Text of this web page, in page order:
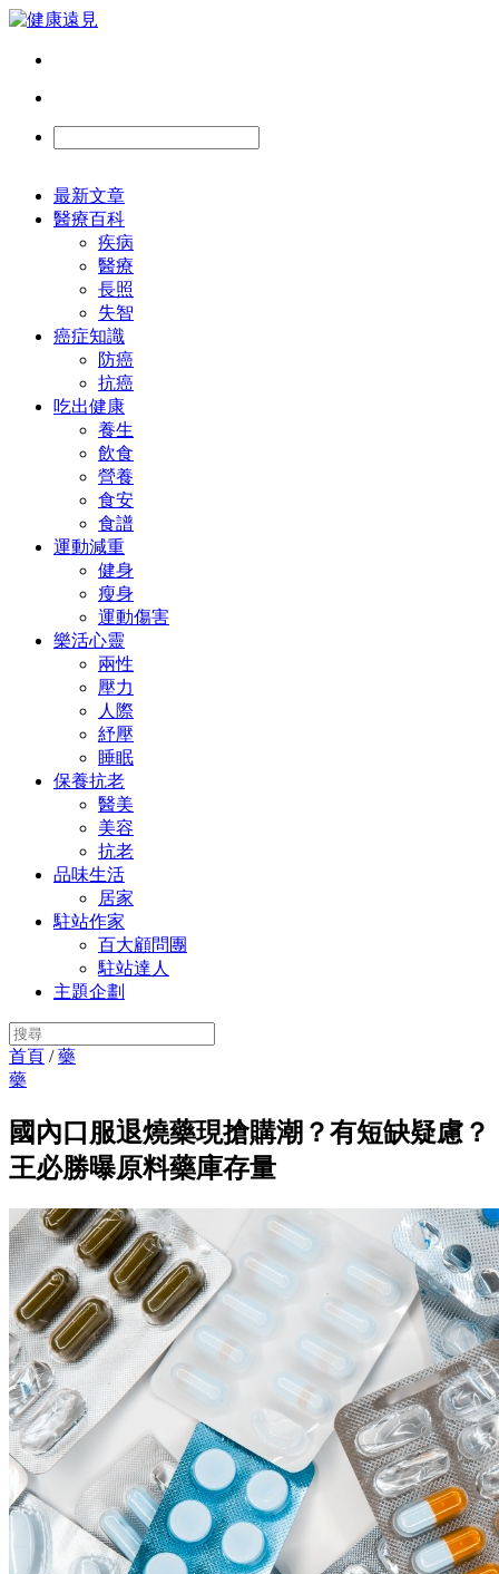
最新文章
醫療百科
疾病
醫療
長照
失智
癌症知識
防癌
抗癌
吃出健康
養生
飲食
營養
食安
食譜
運動減重
健身
瘦身
運動傷害
樂活心靈
兩性
壓力
人際
紓壓
睡眠
保養抗老
醫美
美容
抗老
品味生活
居家
駐站作家
百大顧問團
駐站達人
主題企劃
首頁 /藥
藥
國內口服退燒藥現搶購潮？有短缺疑慮？
王必勝曝原料藥庫存量